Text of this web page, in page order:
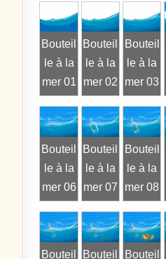
Bouteil
le à la
mer 01
Bouteil
le à la
mer 02
Bouteil
le à la
mer 03
Bouteil
le à la
mer 06
Bouteil
le à la
mer 07
Bouteil
le à la
mer 08
Bouteil
Bouteil
Bouteil